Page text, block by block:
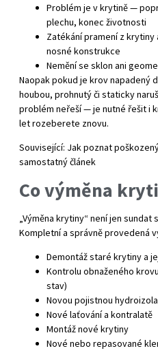
Problém je v krytině —
plechu, konec životnosti
Zatékání pramení z
nosné konstrukce
Nemění se sklon ani
Naopak pokud je krov napadený
houbou, prohnutý či staticky
problém neřeší — je nutné řešit i
let rozeberete znovu.
Související: Jak poznat
samostatný článek
Co výměna
„Výměna krytiny“ není jen
Kompletní a správně provedená
Demontáž staré krytiny a
Kontrolu obnaženého
stav)
Novou pojistnou
Nové laťování a kontralatě
Montáž nové krytiny
Nové nebo repasované